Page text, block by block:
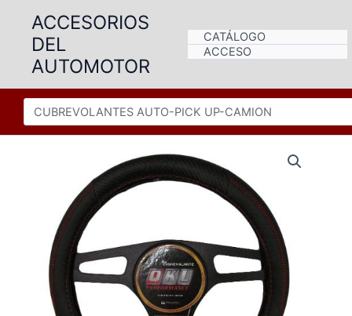
contenido
ACCESORIOS
DEL
AUTOMOTOR
CATÁLOGO
ACCESO